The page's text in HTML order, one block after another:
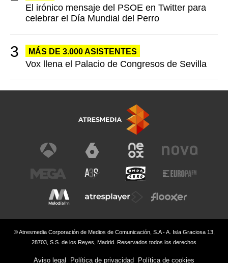
El irónico mensaje del PSOE en Twitter para
celebrar el Día Mundial del Perro
MÁS DE 3.000 ASISTENTES
Vox llena el Palacio de Congresos de Sevilla
© Atresmedia Corporación de Medios de Comunicación, S.A - A. Isla Graciosa 13,
28703, S.S. de los Reyes, Madrid. Reservados todos los derechos
Aviso legal Política de privacidad Política de cookies